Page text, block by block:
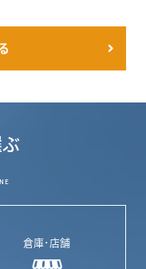
倉庫･店舗